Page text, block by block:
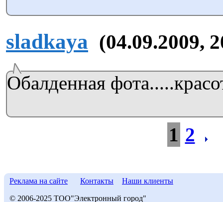
sladkaya (04.09.2009,
Обалденная
1 2
Реклама на сайте Контакты Наши клиенты
© 2006-2025 ТОО"Электронный город"